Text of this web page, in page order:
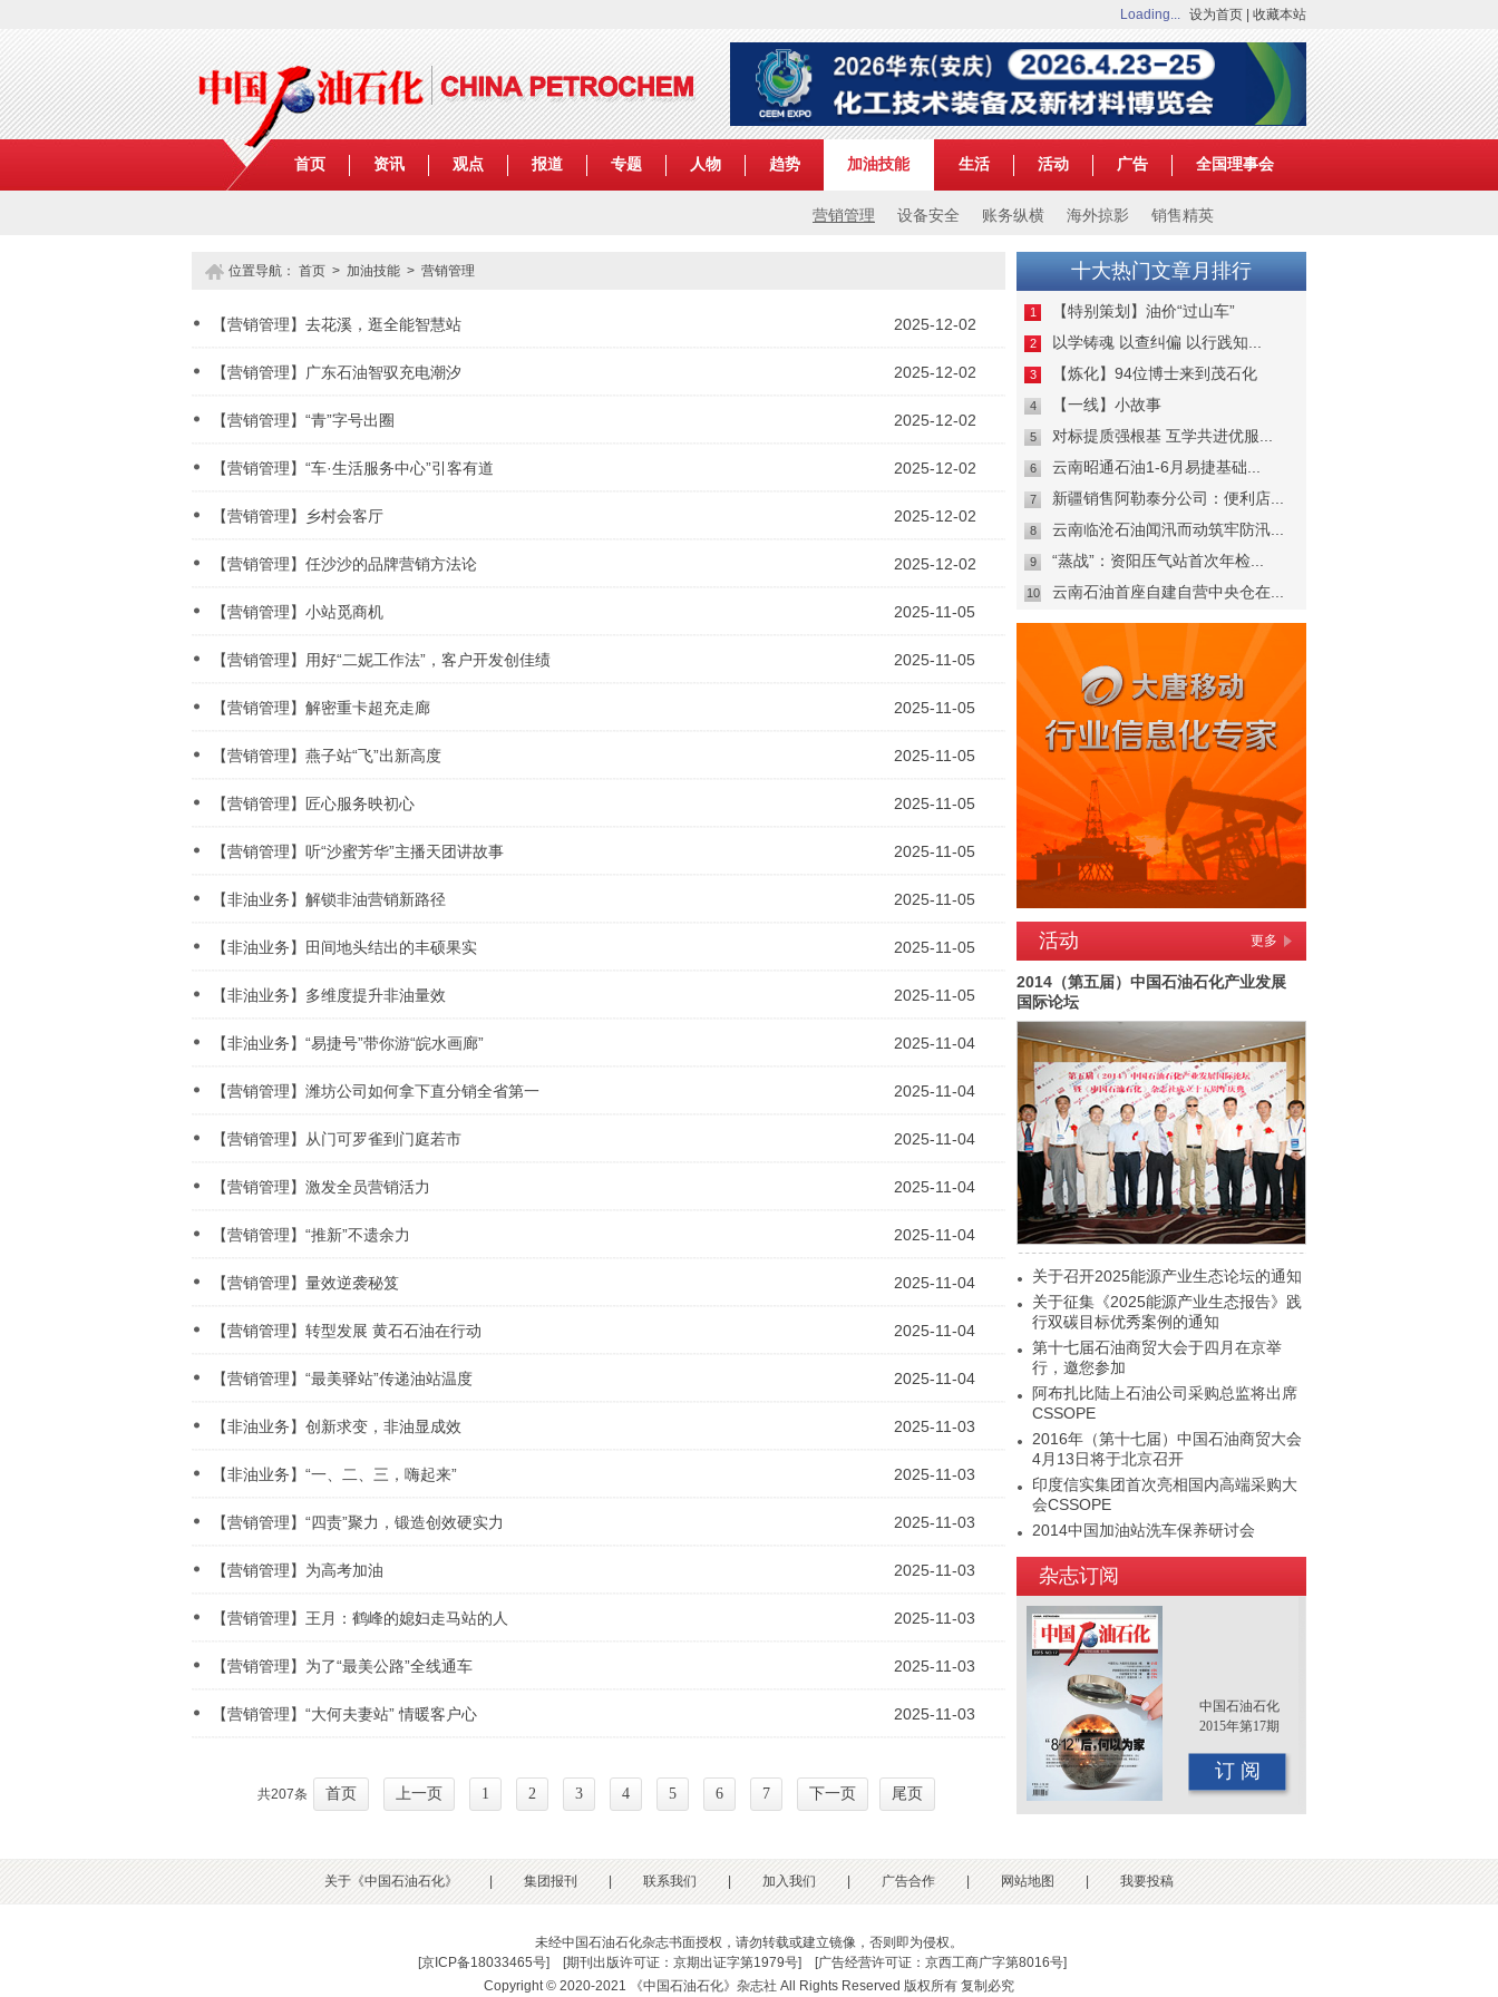
Loading... 设为首页 收藏本站
首页 资讯 观点 报道 专题 人物 趋势 加油技能
营销管理 设备安全 账务纵横 海外掠影 销售精英
生活 活动 广告 全国理事会
位置导航： 首页 > 加油技能 > 营销管理
【营销管理】去花溪，逛全能智慧站 2025-12-02
【营销管理】广东石油智驭充电潮汐 2025-12-02
【营销管理】“青”字号出圈 2025-12-02
【营销管理】“车·生活服务中心”引客有道 2025-12-02
【营销管理】乡村会客厅 2025-12-02
【营销管理】任沙沙的品牌营销方法论 2025-12-02
【营销管理】小站觅商机 2025-11-05
【营销管理】用好“二妮工作法”，客户开发创佳绩 2025-11-05
【营销管理】解密重卡超充走廊 2025-11-05
【营销管理】燕子站“飞”出新高度 2025-11-05
【营销管理】匠心服务映初心 2025-11-05
【营销管理】听“沙蜜芳华”主播天团讲故事 2025-11-05
【非油业务】解锁非油营销新路径 2025-11-05
【非油业务】田间地头结出的丰硕果实 2025-11-05
【非油业务】多维度提升非油量效 2025-11-05
【非油业务】“易捷号”带你游“皖水画廊” 2025-11-04
【营销管理】潍坊公司如何拿下直分销全省第一 2025-11-04
【营销管理】从门可罗雀到门庭若市 2025-11-04
【营销管理】激发全员营销活力 2025-11-04
【营销管理】“推新”不遗余力 2025-11-04
【营销管理】量效逆袭秘笈 2025-11-04
【营销管理】转型发展 黄石石油在行动 2025-11-04
【营销管理】“最美驿站”传递油站温度 2025-11-04
【非油业务】创新求变，非油显成效 2025-11-03
【非油业务】“一、二、三，嗨起来” 2025-11-03
【营销管理】“四责”聚力，锻造创效硬实力 2025-11-03
【营销管理】为高考加油 2025-11-03
【营销管理】王月：鹤峰的媳妇走马站的人 2025-11-03
【营销管理】为了“最美公路”全线通车 2025-11-03
【营销管理】“大何夫妻站” 情暖客户心 2025-11-03
共207条 首页 上一页 1 2 3 4 5 6 7 下一页 尾页
十大热门文章月排行
1 【特别策划】油价“过山车”
2 以学铸魂 以查纠偏 以行践知...
3 【炼化】94位博士来到茂石化
4 【一线】小故事
5 对标提质强根基 互学共进优服...
6 云南昭通石油1-6月易捷基础...
7 新疆销售阿勒泰分公司：便利店...
8 云南临沧石油闻汛而动筑牢防汛...
9 “蒸战”：资阳压气站首次年检...
10 云南石油首座自建自营中央仓在...
活动 更多
2014（第五届）中国石油石化产业发展
国际论坛
关于召开2025能源产业生态论坛的通知
关于征集《2025能源产业生态报告》践
行双碳目标优秀案例的通知
第十七届石油商贸大会于四月在京举
行，邀您参加
阿布扎比陆上石油公司采购总监将出席
CSSOPE
2016年（第十七届）中国石油商贸大会
4月13日将于北京召开
印度信实集团首次亮相国内高端采购大
会CSSOPE
2014中国加油站洗车保养研讨会
2015年（第十二届）中国国际油品行业
年终大会即将召开
杂志订阅
中国石油石化
2015年第17期
订 阅
关于《中国石油石化》 集团报刊 联系我们 加入我们 广告合作 网站地图 我要投稿
未经中国石油石化杂志书面授权，请勿转载或建立镜像，否则即为侵权。
[京ICP备18033465号] [期刊出版许可证：京期出证字第1979号] [广告经营许可证：京西工商广字第8016号]
Copyright © 2020-2021 《中国石油石化》杂志社 All Rights Reserved 版权所有 复制必究